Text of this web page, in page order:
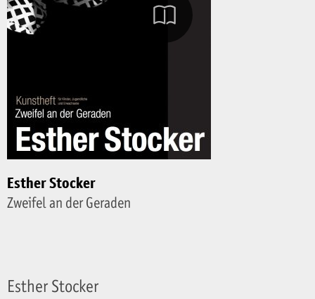
Esther Stocker
Zweifel an der Geraden
Esther Stocker